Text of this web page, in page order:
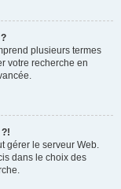
plusieurs termes
votre recherche en
gérer le serveur Web.
dans le choix des